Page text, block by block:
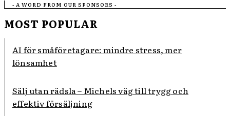
- A WORD FROM OUR SPONSORS -
MOST POPULAR
AI för småföretagare: mindre stress, mer
lönsamhet
Sälj utan rädsla – Michels väg till trygg och
effektiv försäljning